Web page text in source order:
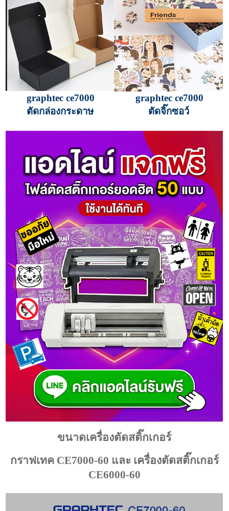
graphtec ce7000
ตัดกล่องกระดาษ
graphtec ce7000
ตัดจิ๊กซอว์
ขนาดเครื่องตัดสติ๊กเกอร์
กราฟเทค CE7000-60 และ เครื่องตัดสติ๊กเกอร์
CE6000-60